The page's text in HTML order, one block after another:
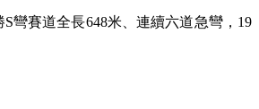
彎賽道全長648米、連續六道急彎，19